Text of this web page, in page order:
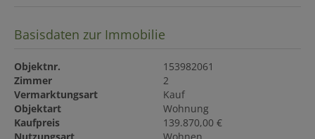
Basisdaten zur Immobilie
Objektnr.
153982061
Zimmer
2
Vermarktungsart
Kauf
Objektart
Wohnung
Kaufpreis
139.870,00 €